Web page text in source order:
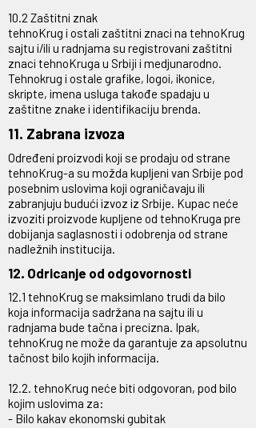
10.2 Zaštitni znak
tehnoKrug i ostali zaštitni znaci na tehnoKrug
sajtu i/ili u radnjama su registrovani zaštitni
znaci tehnoKruga u Srbiji i medjunarodno.
Tehnokrug i ostale grafike, logoi, ikonice,
skripte, imena usluga takođe spadaju u
zaštitne znake i identifikaciju brenda.
11. Zabrana izvoza
Određeni proizvodi koji se prodaju od strane
tehnoKrug-a su možda kupljeni van Srbije pod
posebnim uslovima koji ograničavaju ili
zabranjuju budući izvoz iz Srbije. Kupac neće
izvoziti proizvode kupljene od tehnoKruga pre
dobijanja saglasnosti i odobrenja od strane
nadležnih institucija.
12. Odricanje od odgovornosti
12.1 tehnoKrug se maksimlano trudi da bilo
koja informacija sadržana na sajtu ili u
radnjama bude tačna i precizna. Ipak,
tehnoKrug ne može da garantuje za apsolutnu
tačnost bilo kojih informacija.
12.2. tehnoKrug neće biti odgovoran, pod bilo
kojim uslovima za:
- Bilo kakav ekonomski gubitak